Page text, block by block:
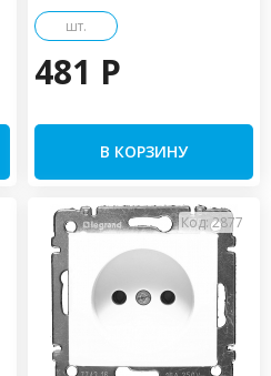
шт.
481 P
В КОРЗИНУ
Код: 2877